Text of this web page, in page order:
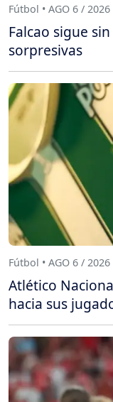
Fútbol • AGO 6 / 2026
Falcao sigue
sorpresivas
Fútbol • AGO 6 / 2026
Atlético
hacia sus